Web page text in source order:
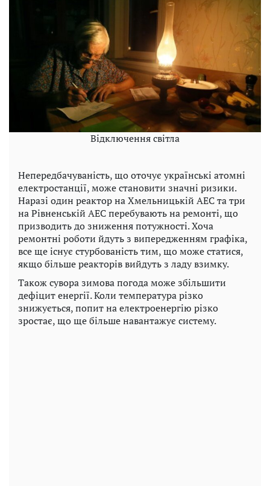
Відключення світла
Непередбачуваність, що оточує українські атомні
електростанції, може становити значні ризики.
Наразі один реактор на Хмельницькій АЕС та три
на Рівненській АЕС перебувають на ремонті, що
призводить до зниження потужності. Хоча
ремонтні роботи йдуть з випередженням графіка,
все ще існує стурбованість тим, що може статися,
якщо більше реакторів вийдуть з ладу взимку.
Також сувора зимова погода може збільшити
дефіцит енергії. Коли температура різко
знижується, попит на електроенергію різко
зростає, що ще більше навантажує систему.